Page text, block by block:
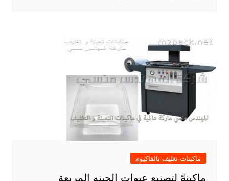
ماكينات تغليف بالفاكيوم
ماكينهً لتصنيع عبوات الجبنه المربعة